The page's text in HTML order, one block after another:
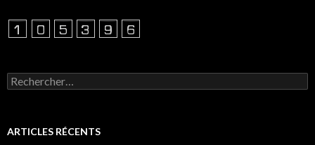
Rechercher :
ARTICLES RÉCENTS